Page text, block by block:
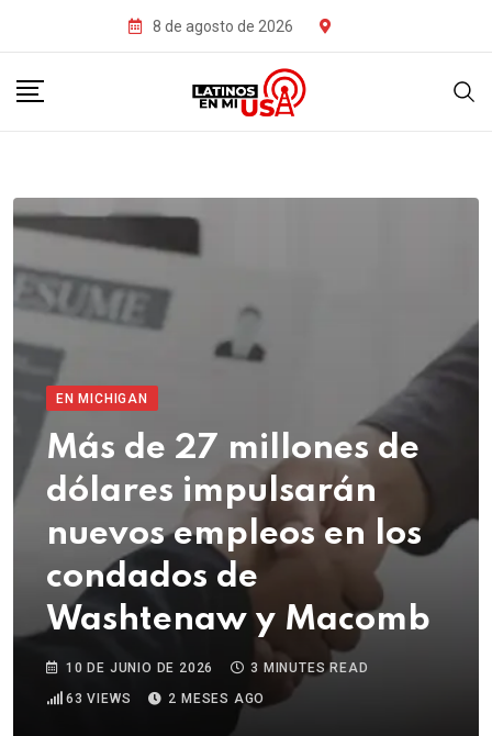
8 de agosto de 2026
EN MICHIGAN
Más de 27 millones de
dólares impulsarán
nuevos empleos en los
condados de
Washtenaw y Macomb
10 DE JUNIO DE 2026
3 MINUTES READ
63 VIEWS 2 MESES AGO